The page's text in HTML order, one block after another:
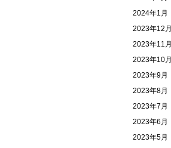
2024年1月
2023年12月
2023年11月
2023年10月
2023年9月
2023年8月
2023年7月
2023年6月
2023年5月